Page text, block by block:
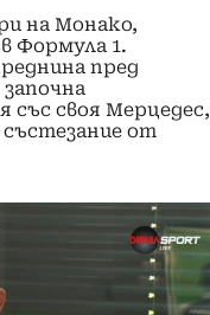
на Монако,
Формула 1.
пред
със своя Мерцедес,
от